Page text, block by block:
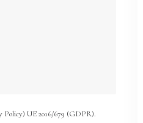
Policy) UE 2016/679 (GDPR).